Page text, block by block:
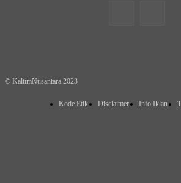
© KaltimNusantara 2023
Kode Etik Disclaimer Info Iklan